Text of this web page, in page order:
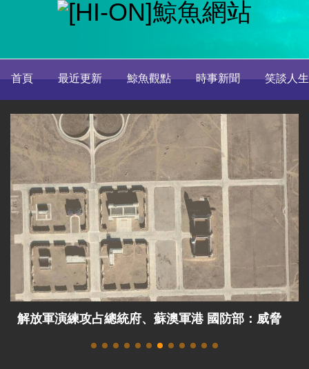
首頁 最近更新 鯨魚觀點 時事新聞 笑談人生
接受中共資助參選立委 民眾黨前黨工馬治薇判刑2